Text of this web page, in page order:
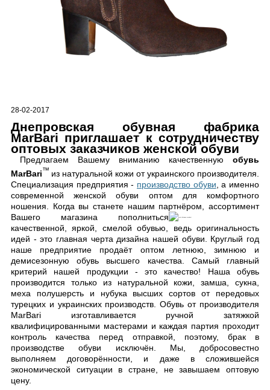
28-02-2017
Днепровская обувная фабрика
MarBari приглашает к сотрудничеству
оптовых заказчиков женской обуви
Предлагаем Вашему вниманию качественную обувь
MarBari™ из натуральной кожи от украинского производителя.
Специализация предприятия - производство обуви , а именно
современной женской обуви оптом для комфортного
ношения. Когда вы станете нашим партнёром, ассортимент
Вашего магазина пополниться
качественной, яркой, смелой обувью, ведь оригинальность
идей - это главная черта дизайна нашей обуви. Круглый год
наше предприятие продаёт оптом летнюю, зимнюю и
демисезонную обувь высшего качества. Самый главный
критерий нашей продукции - это качество! Наша обувь
производится только из натуральной кожи, замша, сукна,
меха полушерсть и нубука высших сортов от передовых
турецких и украинских производств. Обувь от производителя
MarBari изготавливается ручной затяжкой
квалифицированными мастерами и каждая партия проходит
контроль качества перед отправкой, поэтому, брак в
производстве обуви исключён. Мы, добросовестно
выполняем договорённости, и даже в сложившейся
экономической ситуации в стране, не завышаем оптовую
цену.